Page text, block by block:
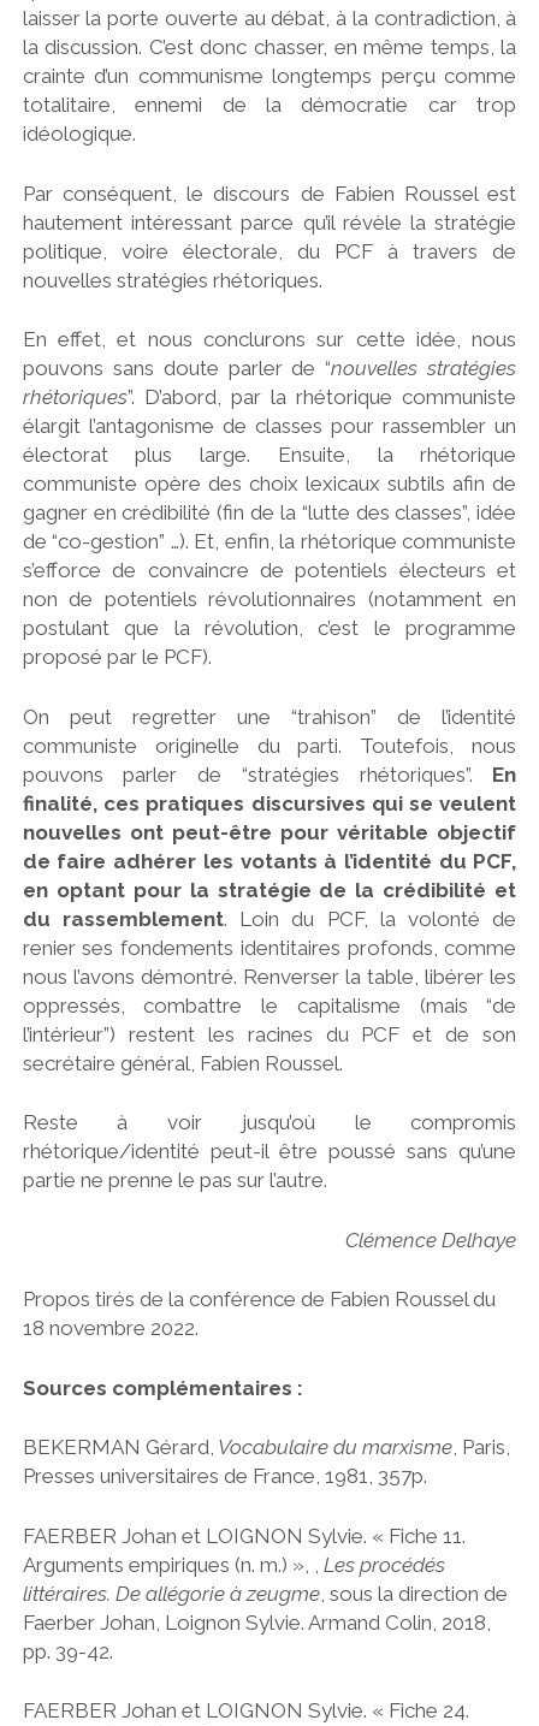
laisser la porte ouverte au débat, à la contradiction, à
la discussion. C’est donc chasser, en même temps, la
crainte d’un communisme longtemps perçu comme
totalitaire, ennemi de la démocratie car trop
idéologique.
Par conséquent, le discours de Fabien Roussel est
hautement intéressant parce qu’il révèle la stratégie
politique, voire électorale, du PCF à travers de
nouvelles stratégies rhétoriques.
En effet, et nous conclurons sur cette idée, nous
pouvons sans doute parler de “nouvelles stratégies
rhétoriques”. D’abord, par la rhétorique communiste
élargit l’antagonisme de classes pour rassembler un
électorat plus large. Ensuite, la rhétorique
communiste opère des choix lexicaux subtils afin de
gagner en crédibilité (fin de la “lutte des classes”, idée
de “co-gestion” …). Et, enfin, la rhétorique communiste
s’efforce de convaincre de potentiels électeurs et
non de potentiels révolutionnaires (notamment en
postulant que la révolution, c’est le programme
proposé par le PCF).
On peut regretter une “trahison” de l’identité
communiste originelle du parti. Toutefois, nous
pouvons parler de “stratégies rhétoriques”. En
finalité, ces pratiques discursives qui se veulent
nouvelles ont peut-être pour véritable objectif
de faire adhérer les votants à l’identité du PCF,
en optant pour la stratégie de la crédibilité et
du rassemblement. Loin du PCF, la volonté de
renier ses fondements identitaires profonds, comme
nous l’avons démontré. Renverser la table, libérer les
oppressés, combattre le capitalisme (mais “de
l’intérieur”) restent les racines du PCF et de son
secrétaire général, Fabien Roussel.
Reste à voir jusqu’où le compromis
rhétorique/identité peut-il être poussé sans qu’une
partie ne prenne le pas sur l’autre.
Clémence Delhaye
Propos tirés de la conférence de Fabien Roussel du
18 novembre 2022.
Sources complémentaires :
BEKERMAN Gérard, Vocabulaire du marxisme, Paris,
Presses universitaires de France, 1981, 357p.
FAERBER Johan et LOIGNON Sylvie. « Fiche 11.
Arguments empiriques (n. m.) », , Les procédés
littéraires. De allégorie à zeugme, sous la direction de
Faerber Johan, Loignon Sylvie. Armand Colin, 2018,
pp. 39-42.
FAERBER Johan et LOIGNON Sylvie. « Fiche 24.